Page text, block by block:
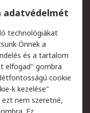
értékesítési
biztonság
adatvédelmét
technológiákat
Önnek a
és a tartalom
elfogad" gombra
cookie
k kezelése"
nem szeretné,